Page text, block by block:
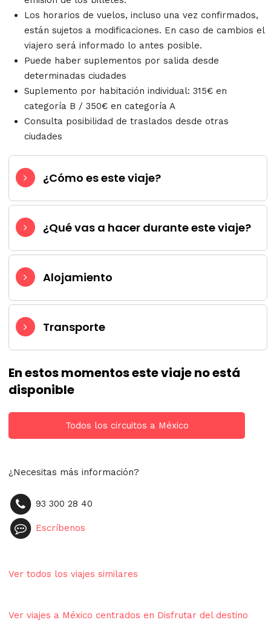
Los horarios de vuelos, incluso una vez confirmados,
están sujetos a modificaciones. En caso de cambios el
viajero será informado lo antes posible.
Puede haber suplementos por salida desde
determinadas ciudades
Suplemento por habitación individual: 315€ en
categoría B / 350€ en categoría A
Consulta posibilidad de traslados desde otras
ciudades
¿Cómo es este viaje?
¿Qué vas a hacer durante este viaje?
Alojamiento
Transporte
En estos momentos este viaje no está
disponible
Todos los circuitos a México
¿Necesitas más información?
93 300 28 40
Escríbenos
Ver todos los viajes similares
Ver viajes a México centrados en Disfrutar del destino